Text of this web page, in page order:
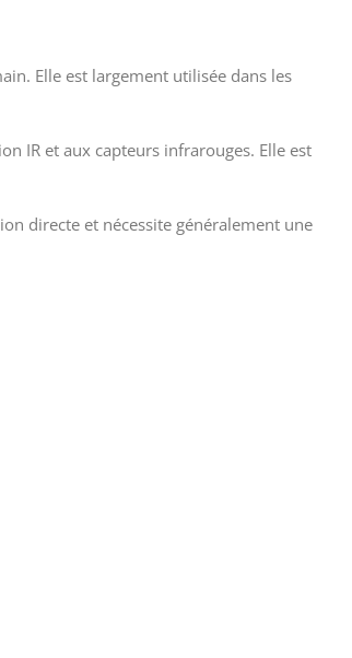
Elle est largement utilisée dans les
IR et aux capteurs infrarouges. Elle est
directe et nécessite généralement une